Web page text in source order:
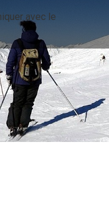
avec le